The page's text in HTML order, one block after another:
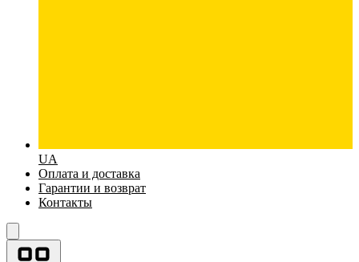
UA
Оплата и доставка
Гарантии и возврат
Контакты